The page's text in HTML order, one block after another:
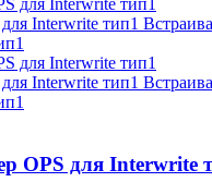
OPS для Interwrite